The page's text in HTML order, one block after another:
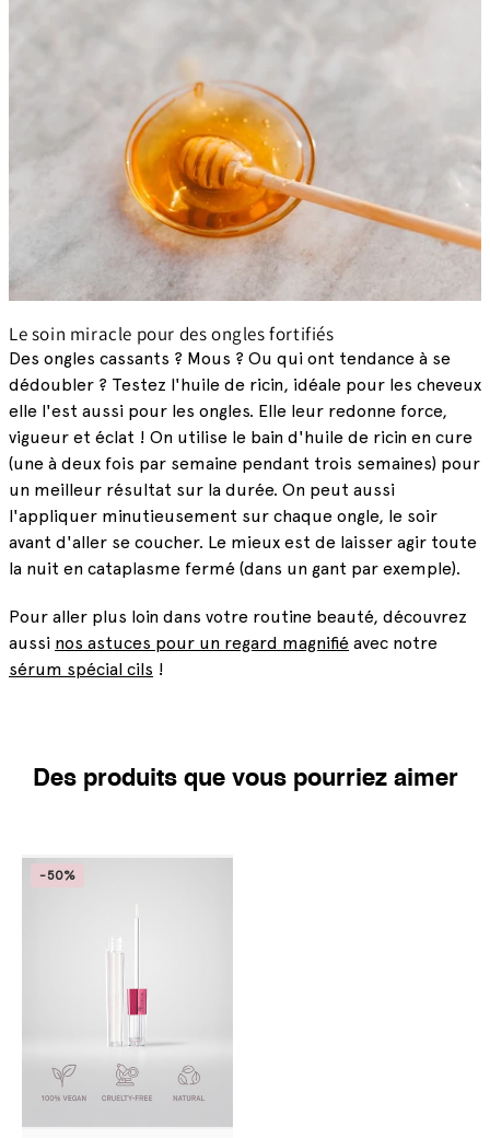
Le soin miracle pour des ongles fortifiés
Des ongles cassants ? Mous ? Ou qui ont tendance à se
dédoubler ? Testez l'huile de ricin, idéale pour les cheveux
elle l'est aussi pour les ongles. Elle leur redonne force,
vigueur et éclat ! On utilise le bain d'huile de ricin en cure
(une à deux fois par semaine pendant trois semaines) pour
un meilleur résultat sur la durée. On peut aussi
l'appliquer minutieusement sur chaque ongle, le soir
avant d'aller se coucher. Le mieux est de laisser agir toute
la nuit en cataplasme fermé (dans un gant par exemple).
Pour aller plus loin dans votre routine beauté, découvrez
aussi nos astuces pour un regard magnifié avec notre
sérum spécial cils !
Des produits que vous pourriez aimer
-50%